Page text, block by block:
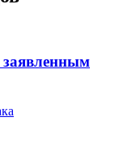
заявленным